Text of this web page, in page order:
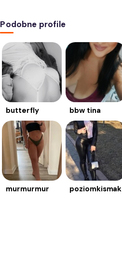
Podobne profile
butterfly bbw tina
murmurmur poziomkismak